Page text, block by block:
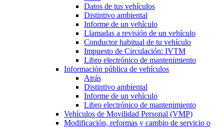
Datos de tus vehículos
Distintivo ambiental
Informe de un vehículo
Llamadas a revisión de un vehículo
Conductor habitual de tu vehículo
Impuesto de Circulación: IVTM
Libro electrónico de mantenimiento
Información pública de vehículos
Atrás
Distintivo ambiental
Informe de un vehículo
Libro electrónico de mantenimiento
Vehículos de Movilidad Personal (VMP)
Modificación, reformas y cambio de servicio o